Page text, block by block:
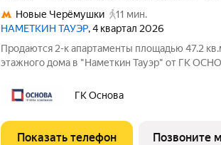
Новые Черёмушки
11 мин.
НАМЕТКИН ТАУЭР, 4 квартал 2026
Продаются 2-к апартаменты площадью 47.2
этажного дома в "Наметкин Тауэр" от ГК
располагается в районе Черёмушки на Юго-
ГК Основа
Показать телефон Позвоните